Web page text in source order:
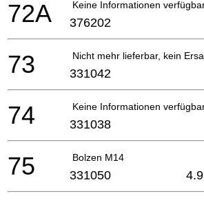
Keine Informationen
72A 376202
Nicht mehr lieferbar, kein
73 331042
Keine Informationen
74 331038
Bolzen M14
75 331050